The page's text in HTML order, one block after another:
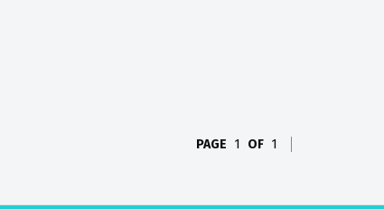
PAGE 1 OF 1